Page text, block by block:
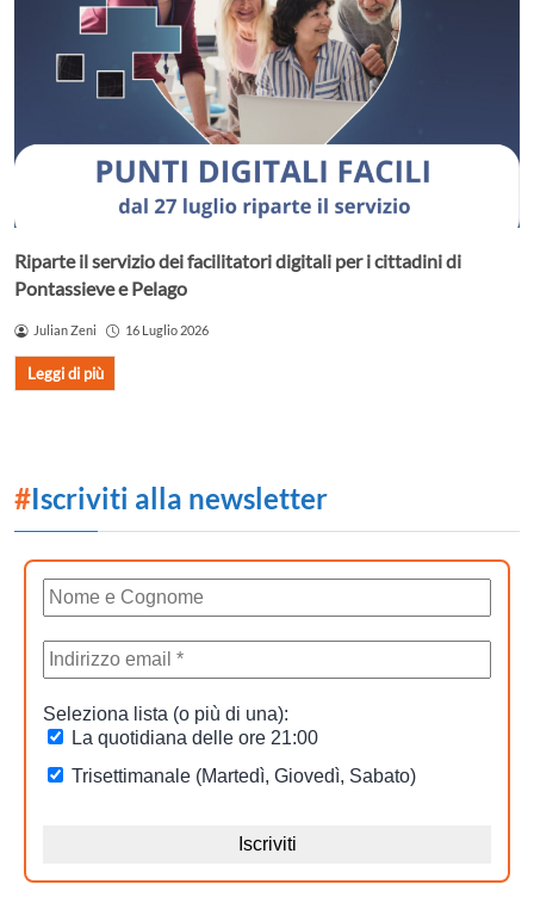
Riparte il servizio dei facilitatori digitali per i cittadini di
Pontassieve e Pelago
Julian Zeni 16 Luglio 2026
Leggi di più
#Iscriviti alla newsletter